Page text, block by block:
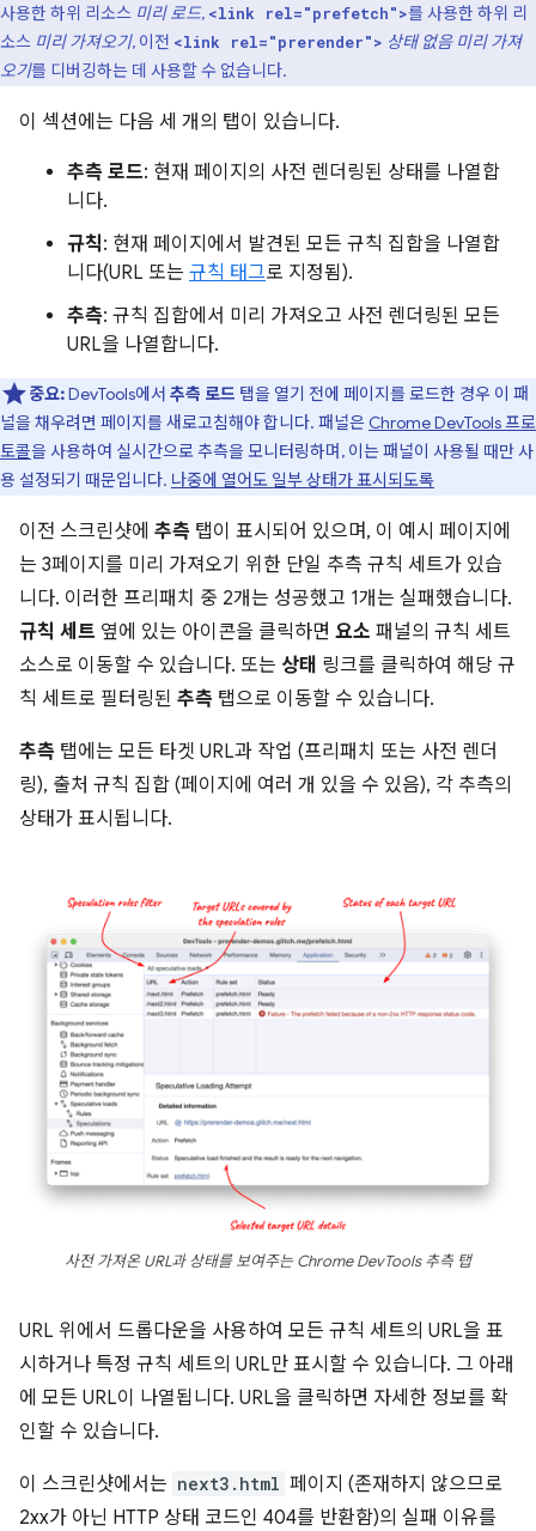
사용한 하위 리소스 미리 로드, <link rel="prefetch">를 사용한 하위 리
소스 미리 가져오기, 이전 <link rel="prerender"> 상태 없음 미리 가져
오기를 디버깅하는 데 사용할 수 없습니다.
이 섹션에는 다음 세 개의 탭이 있습니다.
추측 로드: 현재 페이지의 사전 렌더링된 상태를 나열합
니다.
규칙: 현재 페이지에서 발견된 모든 규칙 집합을 나열합
니다(URL 또는 규칙 태그로 지정됨).
추측: 규칙 집합에서 미리 가져오고 사전 렌더링된 모든
URL을 나열합니다.
중요:DevTools에서 추측 로드 탭을 열기 전에 페이지를 로드한 경우 이 패
널을 채우려면 페이지를 새로고침해야 합니다. 패널은 Chrome DevTools 프로
토콜을 사용하여 실시간으로 추측을 모니터링하며, 이는 패널이 사용될 때만 사
용 설정되기 때문입니다. 나중에 열어도 일부 상태가 표시되도록
이전 스크린샷에 추측 탭이 표시되어 있으며, 이 예시 페이지에
는 3페이지를 미리 가져오기 위한 단일 추측 규칙 세트가 있습
니다. 이러한 프리패치 중 2개는 성공했고 1개는 실패했습니다.
규칙 세트 옆에 있는 아이콘을 클릭하면 요소 패널의 규칙 세트
소스로 이동할 수 있습니다. 또는 상태 링크를 클릭하여 해당 규
칙 세트로 필터링된 추측 탭으로 이동할 수 있습니다.
추측 탭에는 모든 타겟 URL과 작업 (프리패치 또는 사전 렌더
링), 출처 규칙 집합 (페이지에 여러 개 있을 수 있음), 각 추측의
상태가 표시됩니다.
사전 가져온 URL과 상태를 보여주는 Chrome DevTools 추측 탭
URL 위에서 드롭다운을 사용하여 모든 규칙 세트의 URL을 표
시하거나 특정 규칙 세트의 URL만 표시할 수 있습니다. 그 아래
에 모든 URL이 나열됩니다. URL을 클릭하면 자세한 정보를 확
인할 수 있습니다.
이 스크린샷에서는 next3.html 페이지 (존재하지 않으므로
2xx가 아닌 HTTP 상태 코드인 404를 반환함)의 실패 이유를